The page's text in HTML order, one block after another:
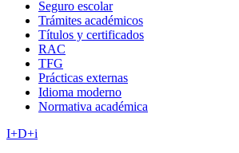
Seguro escolar
Trámites académicos
Títulos y certificados
RAC
TFG
Prácticas externas
Idioma moderno
Normativa académica
I+D+i